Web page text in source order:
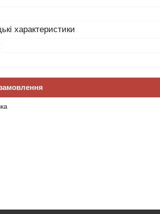
характеристики